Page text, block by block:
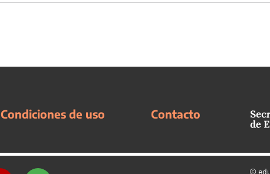
Condiciones de uso Contacto
©